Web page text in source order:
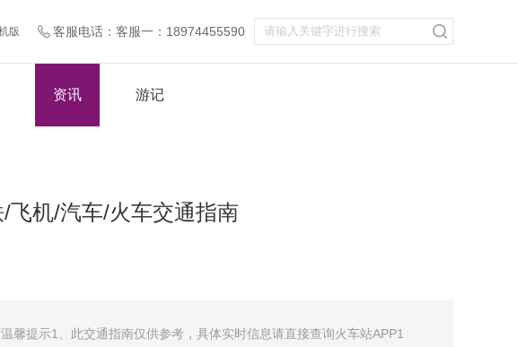
版 客服电话：客服一：18974455590
资讯 游记
飞机/汽车/火车交通指南
提示1、此交通指南仅供参考，具体实时信息请直接查询火车站APP1